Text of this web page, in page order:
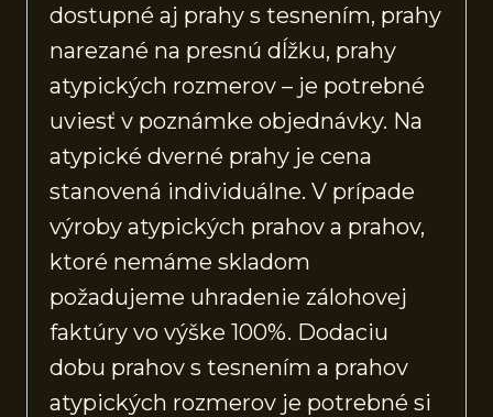
dostupné aj prahy s tesnením, prahy
narezané na presnú dĺžku, prahy
atypických rozmerov – je potrebné
uviesť v poznámke objednávky. Na
atypické dverné prahy je cena
stanovená individuálne. V prípade
výroby atypických prahov a prahov,
ktoré nemáme skladom
požadujeme uhradenie zálohovej
faktúry vo výške 100%. Dodaciu
dobu prahov s tesnením a prahov
atypických rozmerov je potrebné si